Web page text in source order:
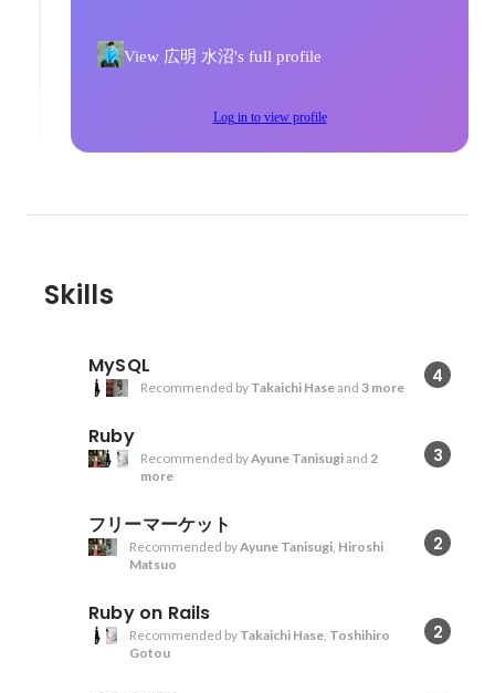
View 広明 水沼's full profile
Log in to view profile
Skills
MySQL 4
Recommended by Takaichi Haseand 3 more
Ruby
3
Recommended byAyune Tanisugiand 2
more
フリーマーケット
2
Recommended byAyune Tanisugi, Hiroshi
Matsuo
Ruby on Rails
2
Recommended by Takaichi Hase, Toshihiro
Gotou